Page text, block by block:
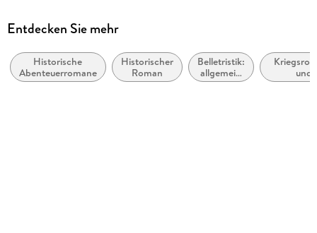
Verlag/Hersteller
Produktart
kartoniert
Entdecken Sie mehr
Historische
Abenteuerromane
Historischer
Roman
Belletristik:
allgemein
und
und